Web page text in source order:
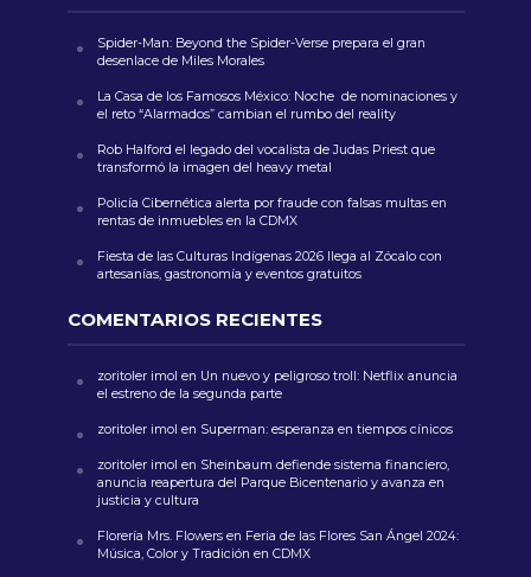
Spider-Man: Beyond the Spider-Verse prepara el gran
desenlace de Miles Morales
La Casa de los Famosos México: Noche de nominaciones y
el reto “Alarmados” cambian el rumbo del reality
Rob Halford el legado del vocalista de Judas Priest que
transformó la imagen del heavy metal
Policía Cibernética alerta por fraude con falsas multas en
rentas de inmuebles en la CDMX
Fiesta de las Culturas Indígenas 2026 llega al Zócalo con
artesanías, gastronomía y eventos gratuitos
COMENTARIOS RECIENTES
zoritoler imol en Un nuevo y peligroso troll: Netflix anuncia
el estreno de la segunda parte
zoritoler imol en Superman: esperanza en tiempos cínicos
zoritoler imol en Sheinbaum defiende sistema financiero,
anuncia reapertura del Parque Bicentenario y avanza en
justicia y cultura
Florería Mrs. Flowersen Feria de las Flores San Ángel 2024:
Música, Color y Tradición en CDMX